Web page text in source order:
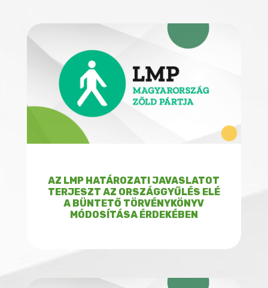
AZ LMP HATÁROZATI JAVASLATOT
TERJESZT AZ ORSZÁGGYŰLÉS ELÉ
A BÜNTETŐ TÖRVÉNYKÖNYV
MÓDOSÍTÁSA ÉRDEKÉBEN